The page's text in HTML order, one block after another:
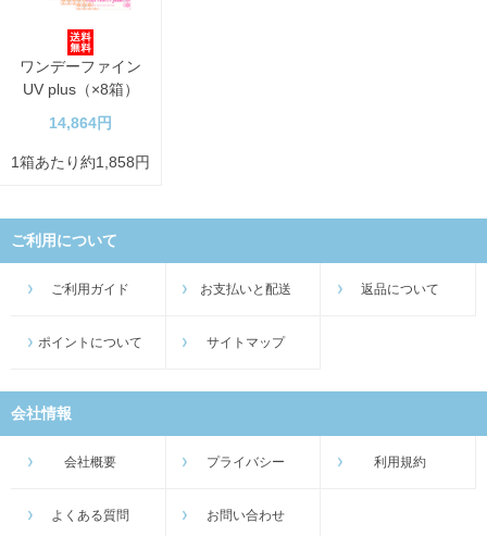
ワンデーファイン
UV plus（×8箱）
14,864円
1箱あたり約1,858円
ご利用について
ご利用ガイド お支払いと配送 返品について
ポイントについて サイトマップ
会社情報
会社概要 プライバシー 利用規約
よくある質問 お問い合わせ